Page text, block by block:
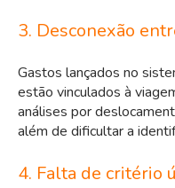
3. Desconexão
Gastos lançados no
estão vinculados à
análises por
além de dificultar a
4. Falta de critério